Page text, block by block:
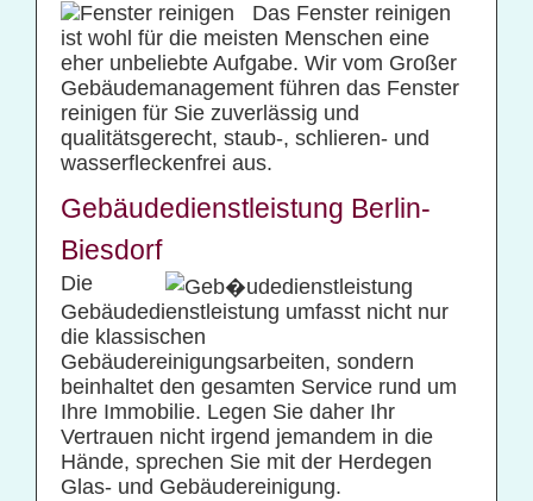
Das Fenster reinigen
ist wohl für die meisten Menschen eine
eher unbeliebte Aufgabe. Wir vom Großer
Gebäudemanagement führen das Fenster
reinigen für Sie zuverlässig und
qualitätsgerecht, staub-, schlieren- und
wasserfleckenfrei aus.
Gebäudedienstleistung Berlin-
Biesdorf
Die
Gebäudedienstleistung umfasst nicht nur
die klassischen
Gebäudereinigungsarbeiten, sondern
beinhaltet den gesamten Service rund um
Ihre Immobilie. Legen Sie daher Ihr
Vertrauen nicht irgend jemandem in die
Hände, sprechen Sie mit der Herdegen
Glas- und Gebäudereinigung.